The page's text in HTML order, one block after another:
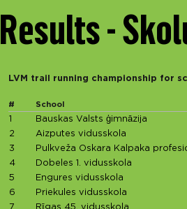
Results -
LVM trail running championship for
# School
1 Bauskas Valsts ģimnāzija
2
Aizputes vidusskola
3
Pulkveža Oskara Kalpaka
4
Dobeles 1. vidusskola
5
Engures vidusskola
6
Priekules vidusskola
7
Rīgas 45. vidusskola